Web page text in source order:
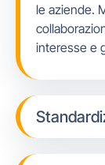
le aziende.
interesse e